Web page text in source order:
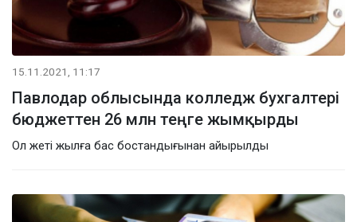
15.11.2021, 11:17
Павлодар облысында колледж бухгалтері
бюджеттен 26 млн теңге жымқырды
Ол жеті жылға бас бостандығынан айырылды